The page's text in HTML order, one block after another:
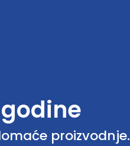
proizvodnje.